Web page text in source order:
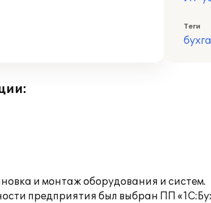
Теги
и монтаж оборудования и систем.
предприятия был выбран ПП